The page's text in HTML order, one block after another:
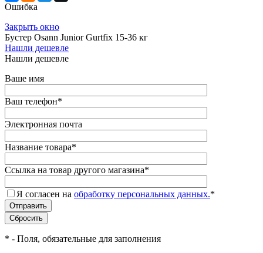
Ошибка
Закрыть окно
Бустер Osann Junior Gurtfix 15-36 кг
Нашли дешевле
Нашли дешевле
Ваше имя
Ваш телефон*
Электронная почта
Название товара*
Ссылка на товар другого магазина*
Я согласен на обработку персональных данных.*
* - Поля, обязательные для заполнения